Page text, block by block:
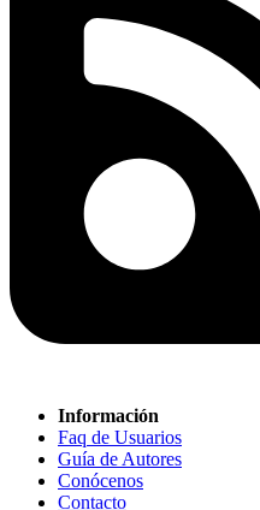
Información
Faq de Usuarios
Guía de Autores
Conócenos
Contacto